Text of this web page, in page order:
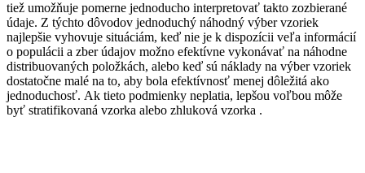
tiež umožňuje pomerne jednoducho interpretovať takto zozbierané
údaje. Z týchto dôvodov jednoduchý náhodný výber vzoriek
najlepšie vyhovuje situáciám, keď nie je k dispozícii veľa informácií
o populácii a zber údajov možno efektívne vykonávať na náhodne
distribuovaných položkách, alebo keď sú náklady na výber vzoriek
dostatočne malé na to, aby bola efektívnosť menej dôležitá ako
jednoduchosť. Ak tieto podmienky neplatia, lepšou voľbou môže
byť stratifikovaná vzorka alebo zhluková vzorka .